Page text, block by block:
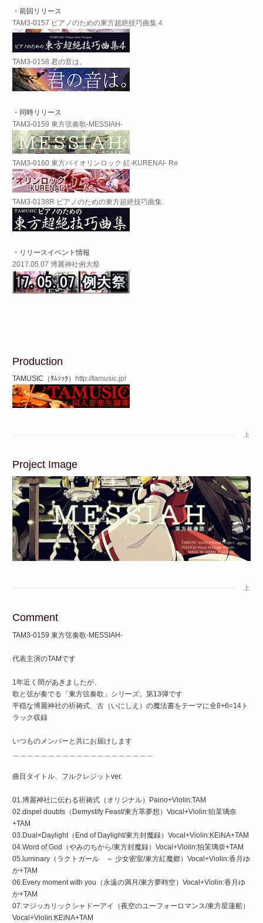
・前回リリース
TAM3-0157 ピアノのための東方超絶技巧曲集４
TAM3-0158 君の音は。
・同時リリース
TAM3-0159 東方弦奏歌-MESSIAH-
TAM3-0160 東方バイオリンロック 紅-KURENAI- Re
TAM3-0138R ピアノのための東方超絶技巧曲集
・リリースイベント情報
2017.05.07 博麗神社例大祭
Production
TAMUSIC（ﾀﾑｼｯｸ） http://tamusic.jp/
上
Project Image
上
Comment
TAM3-0159 東方弦奏歌-MESSIAH-
代表主演のTAMです
1年近く間があきましたが、
歌と弦が奏でる「東方弦奏歌」シリーズ。第13弾です
平穏な博麗神社の祈祷式、古（いにしえ）の魔法書をテーマに全8+6=14ト
ラック収録
いつものメンバーと共にお届けします
曲目タイトル、フルクレジットver.
01.博麗神社に伝わる祈祷式（オリジナル）Paino+Violin:TAM
02.dispel doubts（Demystify Feast/東方萃夢想）Vocal+Violin:狛茉璃奈
+TAM
03.Dual×Daylight（End of Daylight/東方封魔録）Vocal+Violin:KEiNA+TAM
04.Word of God（やみのちから/東方封魔録）Vocal+Violin:狛茉璃奈+TAM
05.luminary（ラクトガール ～ 少女密室/東方紅魔郷）Vocal+Violin:香月ゆ
か+TAM
06.Every moment with you（永遠の満月/東方夢時空）Vocal+Violin:香月ゆ
か+TAM
07.マジッカリックシャドーアイ（夜空のユーフォーロマンス/東方星蓮船）
Vocal+Violin:KEiNA+TAM